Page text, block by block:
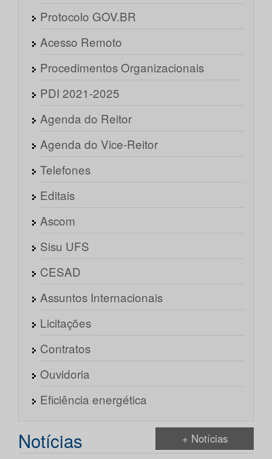
Protocolo GOV.BR
Acesso Remoto
Procedimentos Organizacionais
PDI 2021-2025
Agenda do Reitor
Agenda do Vice-Reitor
Telefones
Editais
Ascom
Sisu UFS
CESAD
Assuntos Internacionais
Licitações
Contratos
Ouvidoria
Eficiência energética
Notícias + Notícias